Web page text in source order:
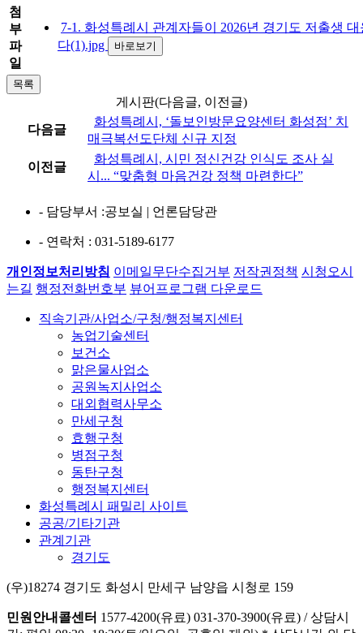
첨
부
파
일
7-1. 화성특례시 관계자들이 2026년 경기도 저출생
다(1).jpg
바로보기
목록
게시판(다음글, 이전글)
다음글
화성특례시, ‘돌보인방문요양센터 화성점’ 치
매극복선도단체 신규 지정
이전글
화성특례시, 시민 정신건강 인식도 조사 실
시... “맞춤형 마음건강 정책 마련한다”
- 담당부서 :공보실 | 언론담당관
- 연락처 : 031-5189-6177
개인정보처리방침 이메일무단수집거부 저작권정책 시청오시
는길 행정전화번호부 뷰어프로그램 다운로드
직속기관/사업소/구청/행정복지센터
농업기술센터
보건소
맑은물사업소
공원녹지사업소
대외협력사무소
만세구청
효행구청
병점구청
동탄구청
행정복지센터
화성특례시 패밀리 사이트
공공/기타기관
관계기관
경기도
(우)18274 경기도 화성시 만세구 남양읍 시청로 159
민원안내콜센터 1577-4200(유료) 031-370-3900(유료) /상담시